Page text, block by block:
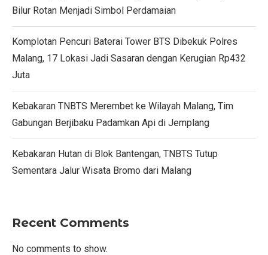
Bilur Rotan Menjadi Simbol Perdamaian
Komplotan Pencuri Baterai Tower BTS Dibekuk Polres
Malang, 17 Lokasi Jadi Sasaran dengan Kerugian Rp432
Juta
Kebakaran TNBTS Merembet ke Wilayah Malang, Tim
Gabungan Berjibaku Padamkan Api di Jemplang
Kebakaran Hutan di Blok Bantengan, TNBTS Tutup
Sementara Jalur Wisata Bromo dari Malang
Recent Comments
No comments to show.